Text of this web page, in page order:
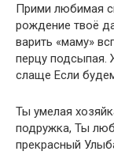
Прими любимая
рождение твоё
варить «маму»
перцу подсыпая.
слаще Если
Ты умелая
подружка, Ты
прекрасный